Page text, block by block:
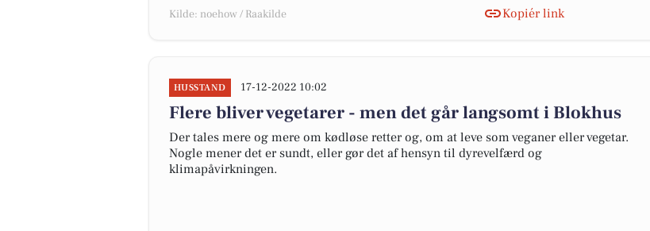
Kilde: noehow / Raakilde Kopiér link
HUSSTAND 17-12-2022 10:02
Flere bliver vegetarer - men det går langsomt i Blokhus
Der tales mere og mere om kødløse retter og, om at leve som veganer eller vegetar.
Nogle mener det er sundt, eller gør det af hensyn til dyrevelfærd og
klimapåvirkningen.